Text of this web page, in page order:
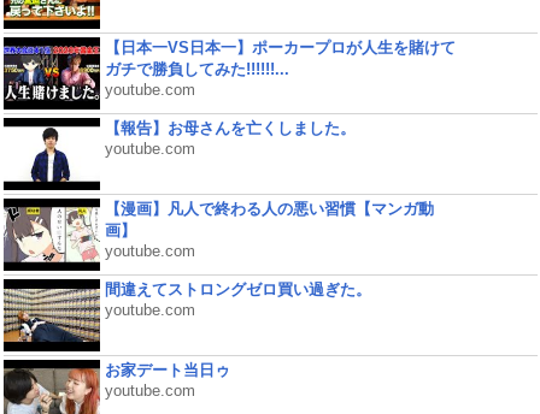
【日本一VS日本一】ポーカープロが人生を賭けて
ガチで勝負してみた!!!!!!...
youtube.com
【報告】お母さんを亡くしました。
youtube.com
【漫画】凡人で終わる人の悪い習慣【マンガ動
画】
youtube.com
間違えてストロングゼロ買い過ぎた。
youtube.com
お家デート当日ゥ
youtube.com